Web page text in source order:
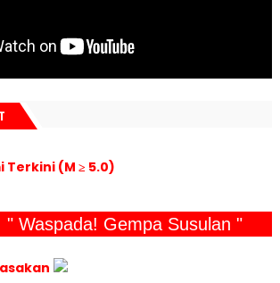
(M ≥ 5.0)
Gempa Susulan "